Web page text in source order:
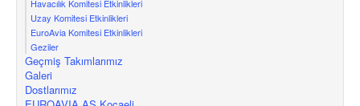
Havacılık Komitesi Etkinlikleri
Uzay Komitesi Etkinlikleri
EuroAvia Komitesi Etkinlikleri
Geziler
Geçmiş Takımlarımız
Galeri
Dostlarımız